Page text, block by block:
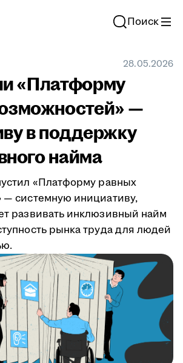
Поиск
28.05.2026
«Платформу
—
в поддержку
найма
«Платформу равных
— системную инициативу,
развивать инклюзивный найм
рынка труда для людей